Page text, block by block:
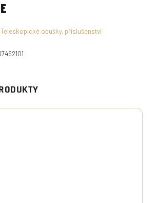
obušky, příslušenství